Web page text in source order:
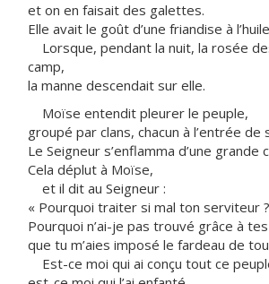
et on en faisait des galettes.
Elle avait le goût d’une friandise à
Lorsque, pendant la nuit, la rosée
camp,
la manne descendait sur elle.
Moïse entendit pleurer le peuple,
groupé par clans, chacun à l’entrée de
Le Seigneur s’enflamma d’une grande
Cela déplut à Moïse,
et il dit au Seigneur :
« Pourquoi traiter si mal ton serviteur ?
Pourquoi n’ai-je pas trouvé grâce à
que tu m’aies imposé le fardeau de
Est-ce moi qui ai conçu tout ce